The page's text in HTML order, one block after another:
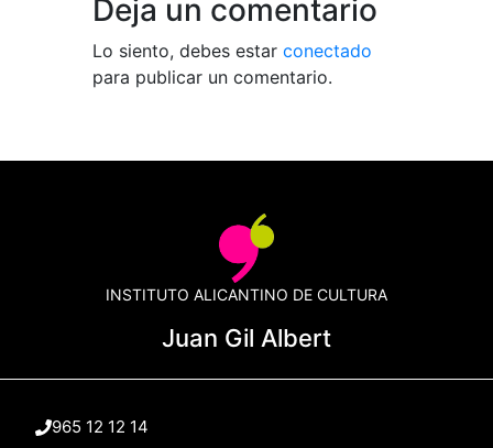
Deja un comentario
Lo siento, debes estar conectado
para publicar un comentario.
INSTITUTO ALICANTINO DE CULTURA
Juan Gil Albert
965 12 12 14